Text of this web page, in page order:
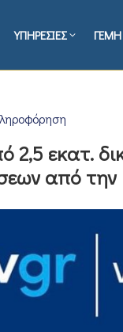
ΥΠΗΡΕΣΙΕΣ
εκατ.
από